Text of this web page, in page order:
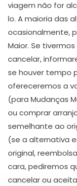
viagem não for
lo. A maioria das
ocasionalmente,
Maior. Se
cancelar,
se houver tempo
ofereceremos a
(para Mudanças
ou comprar
semelhante ao
(se a alternativa
original,
cara, pediremos
cancelar ou